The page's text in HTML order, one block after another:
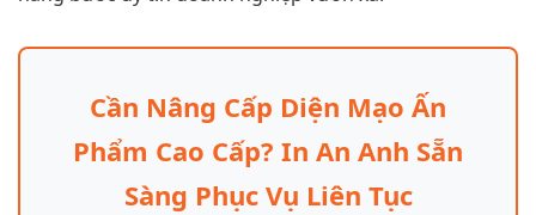
Cần Nâng Cấp Diện Mạo Ấn
Phẩm Cao Cấp? In An Anh Sẵn
Sàng Phục Vụ Liên Tục